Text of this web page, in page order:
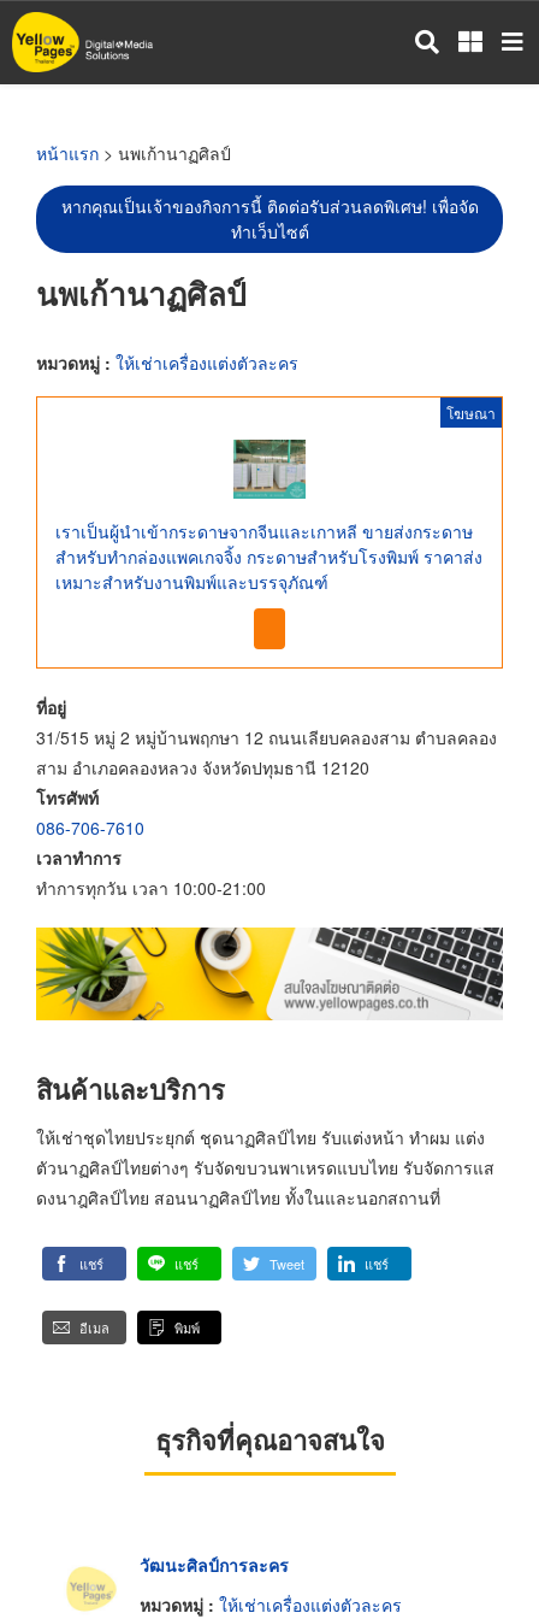
ข้าม
ไป
หน้าแรก > นพเก้านาฏศิลป์
หากคุณเป็นเจ้าของกิจการนี้ ติดต่อรับส่วนลดพิเศษ! เพื่อจัด
ทำเว็บไซต์
นพเก้านาฏศิลป์
หมวดหมู่ : ให้เช่าเครื่องแต่งตัวละคร
โฆษณา
เราเป็นผู้นำเข้ากระดาษจากจีนและเกาหลี ขายส่งกระดาษ
สำหรับทำกล่องแพคเกจจิ้ง กระดาษสำหรับโรงพิมพ์ ราคาส่ง
เหมาะสำหรับงานพิมพ์และบรรจุภัณฑ์
ที่อยู่
31/515 หมู่ 2 หมู่บ้านพฤกษา 12 ถนนเลียบคลองสาม ตำบลคลอง
สาม อำเภอคลองหลวง จังหวัดปทุมธานี 12120
โทรศัพท์
086-706-7610
เวลาทำการ
ทำการทุกวัน เวลา 10:00-21:00
สินค้าและบริการ
ให้เช่าชุดไทยประยุกต์ ชุดนาฏศิลป์ไทย รับแต่งหน้า ทำผม แต่ง
ตัวนาฏศิลป์ไทยต่างๆ รับจัดขบวนพาเหรดแบบไทย รับจัดการแส
ดงนาฎศิลป์ไทย สอนนาฏศิลป์ไทย ทั้งในและนอกสถานที่
แชร์ แชร์ Tweet แชร์
อีเมล พิมพ์
ธุรกิจที่คุณอาจสนใจ
วัฒนะศิลป์การละคร
หมวดหมู่ : ให้เช่าเครื่องแต่งตัวละคร